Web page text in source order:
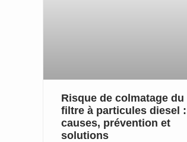
Risque de colmatage du
filtre à particules diesel :
causes, prévention et
solutions